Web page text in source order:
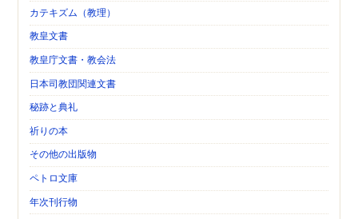
カテキズム（教理）
教皇文書
教皇庁文書・教会法
日本司教団関連文書
秘跡と典礼
祈りの本
その他の出版物
ペトロ文庫
年次刊行物